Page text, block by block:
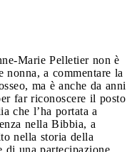
Marie Pelletier non è
nonna, a commentare la
ma è anche da anni
far riconoscere il posto
che l’ha portata a
nella Bibbia, a
nella storia della
di una partecipazione